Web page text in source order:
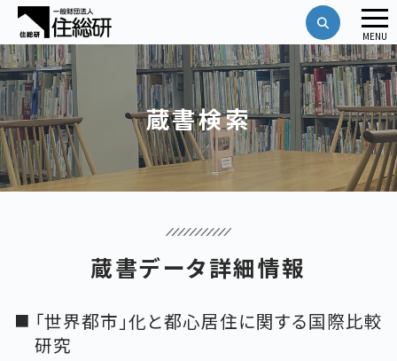
蔵書検索
蔵書データ詳細情報
「世界都市」化と都心居住に関する国際比較
研究
メ
ニ
ュ
ー
MENU